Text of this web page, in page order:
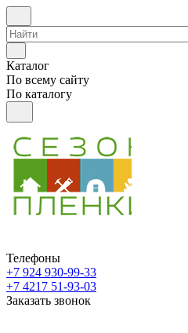
Каталог
По всему сайту
По каталогу
Телефоны
+7 924 930-99-33
+7 4217 51-93-03
Заказать звонок